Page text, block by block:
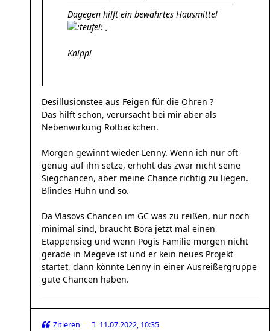
Dagegen hilft ein bewährtes Hausmittel
.
Knippi
Desillusionstee aus Feigen für die Ohren ?
Das hilft schon, verursacht bei mir aber als
Nebenwirkung Rotbäckchen.
Morgen gewinnt wieder Lenny. Wenn ich nur oft
genug auf ihn setze, erhöht das zwar nicht seine
Siegchancen, aber meine Chance richtig zu liegen.
Blindes Huhn und so.
Da Vlasovs Chancen im GC was zu reißen, nur noch
minimal sind, braucht Bora jetzt mal einen
Etappensieg und wenn Pogis Familie morgen nicht
gerade in Megeve ist und er kein neues Projekt
startet, dann könnte Lenny in einer Ausreißergruppe
gute Chancen haben.
Zitieren 11.07.2022, 10:35